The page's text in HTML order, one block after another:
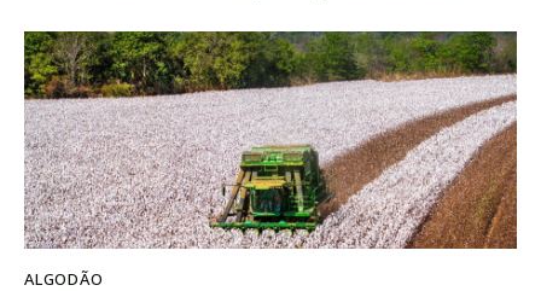
ALGODÃO